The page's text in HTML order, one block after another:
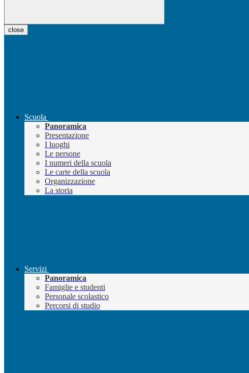
close
Scuola
Panoramica
Presentazione
I luoghi
Le persone
I numeri della scuola
Le carte della scuola
Organizzazione
La storia
Servizi
Panoramica
Famiglie e studenti
Personale scolastico
Percorsi di studio